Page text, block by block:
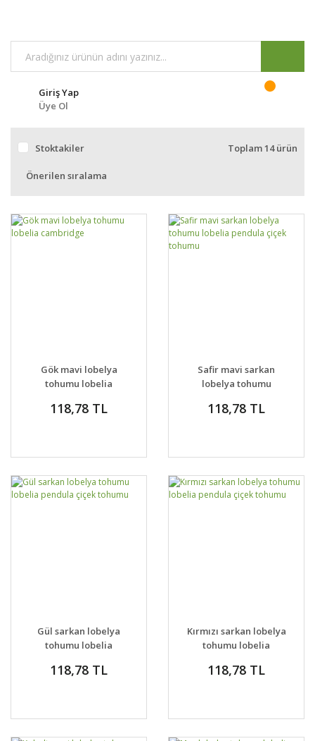
Giriş Yap
Üye Ol
Stoktakiler Toplam 14 ürün
Gök mavi lobelya
tohumu lobelia
118,78 TL
Safir mavi sarkan
lobelya tohumu
tohumu
118,78 TL
Gül sarkan lobelya
tohumu lobelia
118,78 TL
Kırmızı sarkan lobelya
tohumu lobelia
118,78 TL